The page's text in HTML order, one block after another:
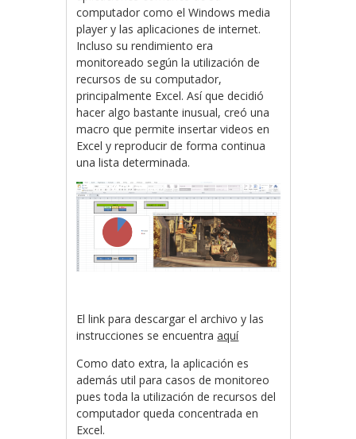
computador como el Windows media
player y las aplicaciones de internet.
Incluso su rendimiento era
monitoreado según la utilización de
recursos de su computador,
principalmente Excel. Así que decidió
hacer algo bastante inusual, creó una
macro que permite insertar videos en
Excel y reproducir de forma continua
una lista determinada.
El link para descargar el archivo y las
instrucciones se encuentraaquí
Como dato extra, la aplicación es
además util para casos de monitoreo
pues toda la utilización de recursos del
computador queda concentrada en
Excel.